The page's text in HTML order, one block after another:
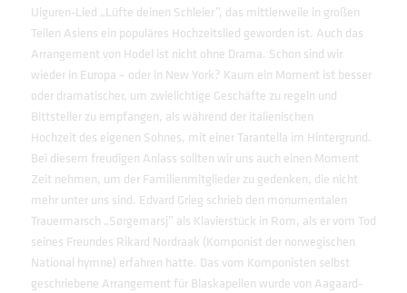
Uiguren-Lied „Lüfte deinen Schleier”, das mittlerweile in großen
Teilen Asiens ein populäres Hochzeitslied geworden ist. Auch das
Arrangement von Hodel ist nicht ohne Drama. Schon sind wir
wieder in Europa – oder in New York? Kaum ein Moment ist besser
oder dramatischer, um zwielichtige Geschäfte zu regeln und
Bittsteller zu empfangen, als während der italienischen
Hochzeit des eigenen Sohnes, mit einer Tarantella im Hintergrund.
Bei diesem freudigen Anlass sollten wir uns auch einen Moment
Zeit nehmen, um der Familienmitglieder zu gedenken, die nicht
mehr unter uns sind. Edvard Grieg schrieb den monumentalen
Trauermarsch „Sørgemarsj” als Klavierstück in Rom, als er vom Tod
seines Freundes Rikard Nordraak (Komponist der norwegischen
National hymne) erfahren hatte. Das vom Komponisten selbst
geschriebene Arrangement für Blaskapellen wurde von Aagaard-